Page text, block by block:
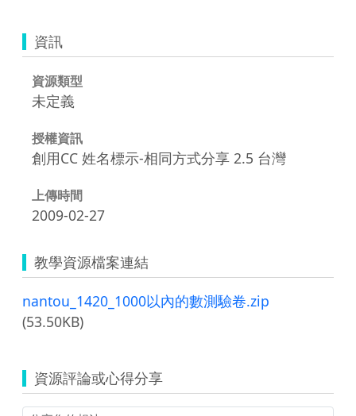
資訊
資源類型
未定義
授權資訊
創用CC 姓名標示-相同方式分享 2.5 台灣
上傳時間
2009-02-27
教學資源檔案連結
nantou_1420_1000以內的數測驗卷.zip
(53.50KB)
資源評論或心得分享